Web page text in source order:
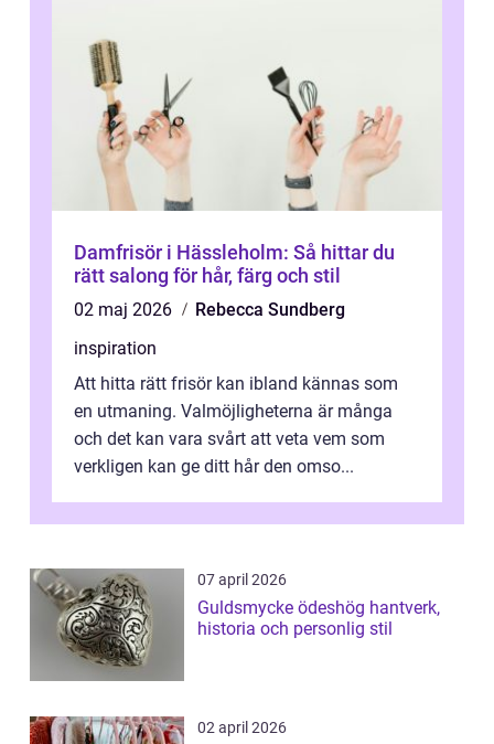
Damfrisör i Hässleholm: Så hittar du
rätt salong för hår, färg och stil
02 maj 2026
Rebecca Sundberg
inspiration
Att hitta rätt frisör kan ibland kännas som
en utmaning. Valmöjligheterna är många
och det kan vara svårt att veta vem som
verkligen kan ge ditt hår den omso...
07 april 2026
Guldsmycke ödeshög hantverk,
historia och personlig stil
02 april 2026